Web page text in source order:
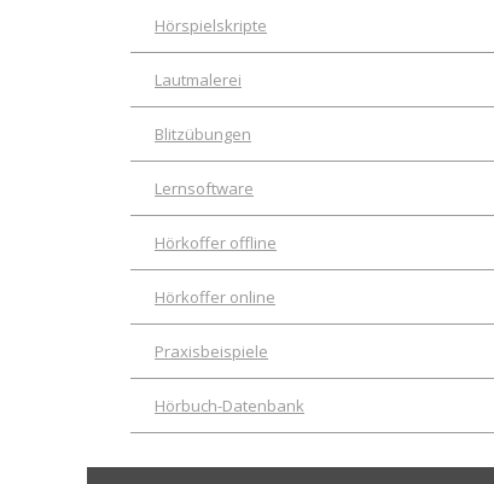
Hörspielskripte
Lautmalerei
Blitzübungen
Lernsoftware
Hörkoffer offline
Hörkoffer online
Praxisbeispiele
Hörbuch-Datenbank